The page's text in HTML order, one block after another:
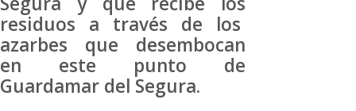
residuos a través de los
azarbes que desembocan
en este punto de
Guardamar del Segura.